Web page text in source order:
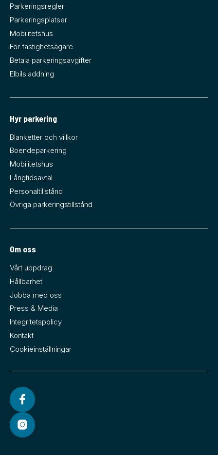
Parkeringsregler
Parkeringsplatser
Mobilitetshus
För fastighetsägare
Betala parkeringsavgifter
Elbilsladdning
Hyr parkering
Blanketter och villkor
Boendeparkering
Mobilitetshus
Långtidsavtal
Personaltillstånd
Övriga parkeringstillstånd
Om oss
Vårt uppdrag
Hållbarhet
Jobba med oss
Press & Media
Integritetspolicy
Kontakt
Cookieinställningar